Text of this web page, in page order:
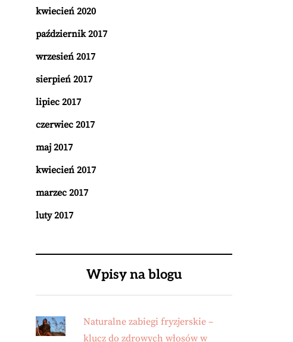
kwiecień 2020
październik 2017
wrzesień 2017
sierpień 2017
lipiec 2017
czerwiec 2017
maj 2017
kwiecień 2017
marzec 2017
luty 2017
Wpisy na blogu
Naturalne zabiegi fryzjerskie –
klucz do zdrowych włosów w